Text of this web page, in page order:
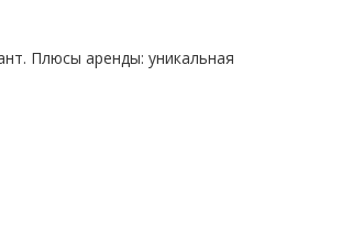
Плюсы аренды: уникальная